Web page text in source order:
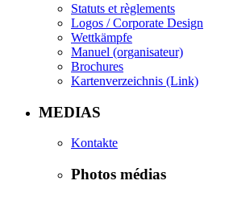
Statuts et règlements
Logos / Corporate Design
Wettkämpfe
Manuel (organisateur)
Brochures
Kartenverzeichnis (Link)
MEDIAS
Kontakte
Photos médias